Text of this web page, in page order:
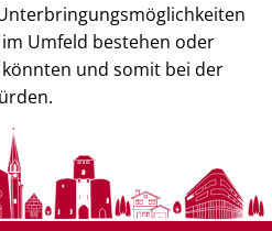
Umfeld bestehen oder
und somit bei der